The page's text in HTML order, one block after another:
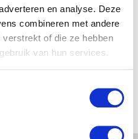
en analyse. Deze
combineren met andere
of die ze hebben
van hun services.
CARMEN VLOG:
ZIJN WEER
& TANDEN BLEKEN